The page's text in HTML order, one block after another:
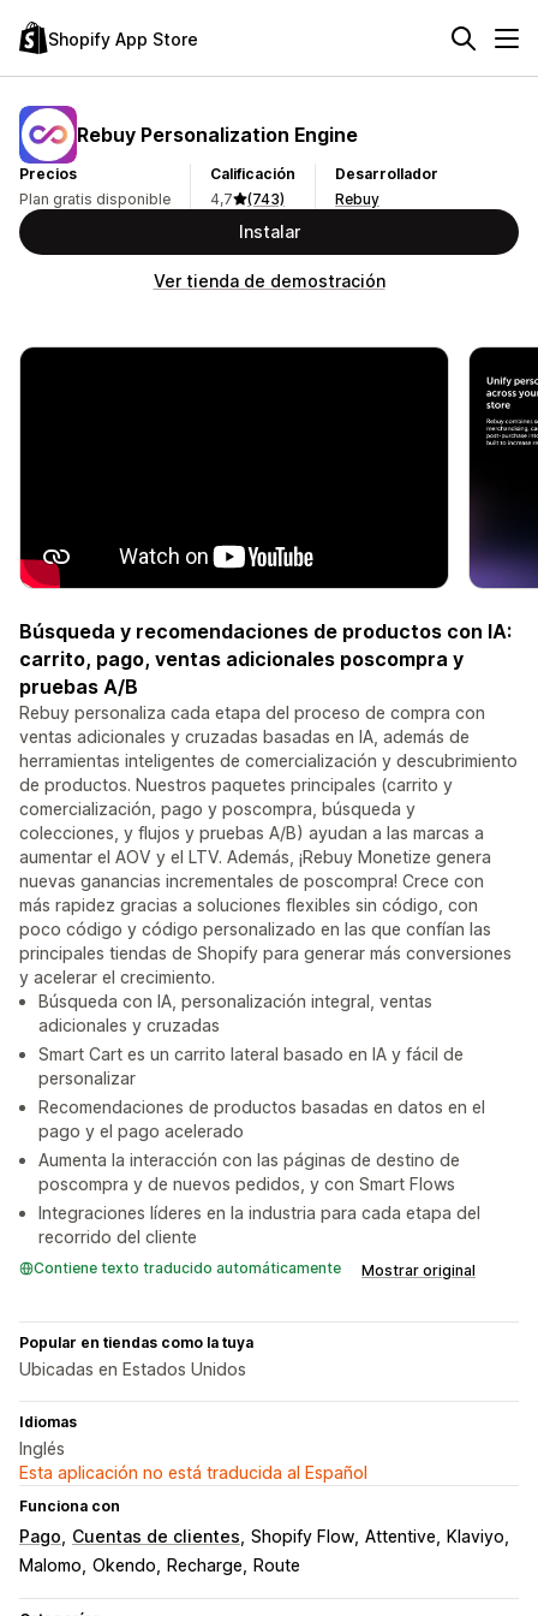
Shopify App Store
Rebuy Personalization Engine
Precios
Plan gratis disponible
Calificación
4,7
(743)
Desarrollador
Rebuy
Instalar
Ver tienda de demostración
Búsqueda y recomendaciones de productos con IA:
carrito, pago, ventas adicionales poscompra y
pruebas A/B
Rebuy personaliza cada etapa del proceso de compra con
ventas adicionales y cruzadas basadas en IA, además de
herramientas inteligentes de comercialización y descubrimiento
de productos. Nuestros paquetes principales (carrito y
comercialización, pago y poscompra, búsqueda y
colecciones, y flujos y pruebas A/B) ayudan a las marcas a
aumentar el AOV y el LTV. Además, ¡Rebuy Monetize genera
nuevas ganancias incrementales de poscompra! Crece con
más rapidez gracias a soluciones flexibles sin código, con
poco código y código personalizado en las que confían las
principales tiendas de Shopify para generar más conversiones
y acelerar el crecimiento.
Búsqueda con IA, personalización integral, ventas
adicionales y cruzadas
Smart Cart es un carrito lateral basado en IA y fácil de
personalizar
Recomendaciones de productos basadas en datos en el
pago y el pago acelerado
Aumenta la interacción con las páginas de destino de
poscompra y de nuevos pedidos, y con Smart Flows
Integraciones líderes en la industria para cada etapa del
recorrido del cliente
Contiene texto traducido automáticamente Mostrar original
Popular en tiendas como la tuya
Ubicadas en Estados Unidos
Idiomas
Inglés
Esta aplicación no está traducida al Español
Funciona con
Pago Cuentas de clientes Shopify Flow Attentive
Klaviyo
Malomo Okendo Recharge Route